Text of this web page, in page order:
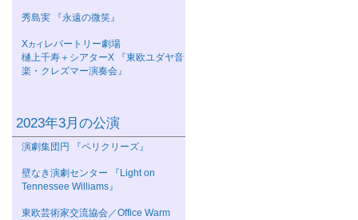
秀島実 『永遠の微笑』
Χカイ レパートリー劇場
樋上千寿＋シアターΧ 『東欧ユダヤ音
楽・クレズマー演奏会』
2023年3月の公演
演劇集団円 『ペリクリーズ』
壁なき演劇センター 『Light on
Tennessee Williams』
東欧芸術家交流協会／Office Warm